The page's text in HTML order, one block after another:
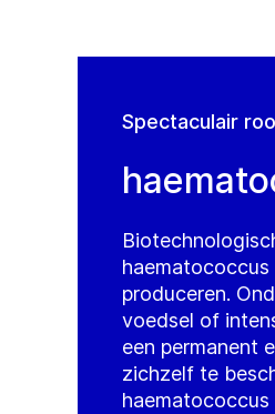
Spectaculair
produceren.
voedsel of
een permanent
zichzelf te
haematococcus